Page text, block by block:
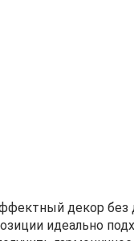
декор без
идеально